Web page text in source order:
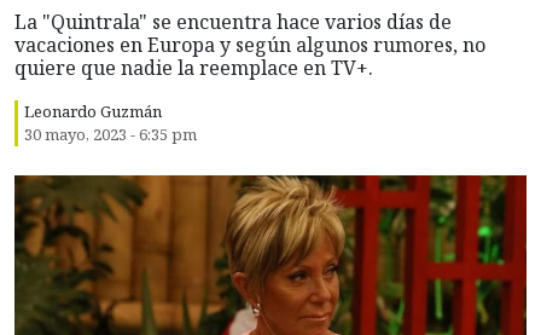
La "Quintrala" se encuentra hace varios días de
vacaciones en Europa y según algunos rumores, no
quiere que nadie la reemplace en TV+.
Leonardo Guzmán
30 mayo, 2023 - 6:35 pm